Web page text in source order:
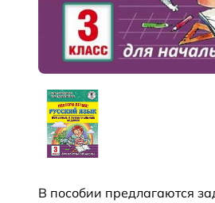
В пособии предлагаются